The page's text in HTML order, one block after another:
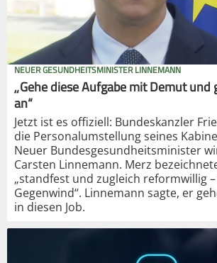
NEUER GESUNDHEITSMINISTER LINNEMANN
„Gehe diese Aufgabe mit Demut
an“
Jetzt ist es offiziell: Bundeskanzler
die Personalumstellung seines
Neuer Bundesgesundheitsminister
Carsten Linnemann. Merz
„standfest und zugleich reformwillig
Gegenwind“. Linnemann sagte, er
in diesen Job.